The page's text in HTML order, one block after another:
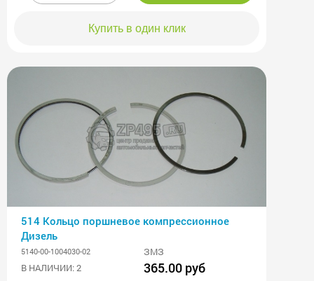
Купить в один клик
514 Кольцо поршневое компрессионное
Дизель
5140-00-1004030-02
ЗМЗ
В НАЛИЧИИ: 2
365.00 руб